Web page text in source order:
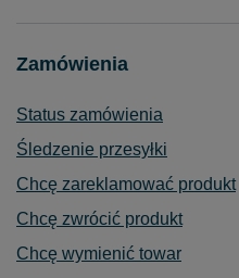
Zamówienia
Status zamówienia
Śledzenie przesyłki
Chcę zareklamować produkt
Chcę zwrócić produkt
Chcę wymienić towar